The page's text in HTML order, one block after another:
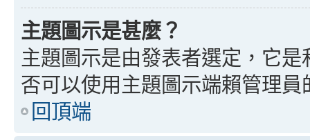
主題圖示是甚麼？
主題圖示是由發表者選定，它
否可以使用主題圖示端賴管理員
回頂端